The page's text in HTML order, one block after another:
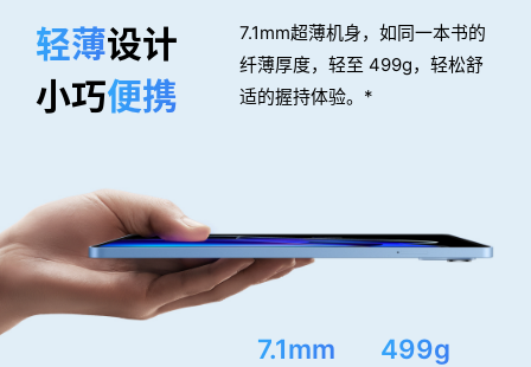
轻薄设计
小巧便携
7.1mm超薄机身，如同一本书的
纤薄厚度，轻至 499g，轻松舒
适的握持体验。*
7.1mm 499g